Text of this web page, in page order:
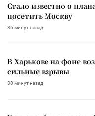
Стало известно о
посетить Москву
36 минут назад
В Харькове на фоне
сильные взрывы
38 минут назад